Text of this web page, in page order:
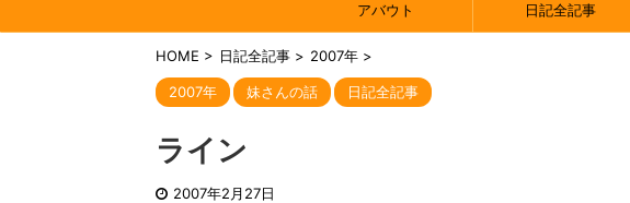
アバウト 日記全記事
HOME > 日記全記事 > 2007年 >
2007年 妹さんの話 日記全記事
ライン
2007年2月27日